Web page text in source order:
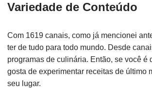
Variedade de Conteúdo
Com 1619 canais, como já mencionei
ter de tudo para todo mundo. Desde
programas de culinária. Então, se você é
gosta de experimentar receitas de último
seu lugar.